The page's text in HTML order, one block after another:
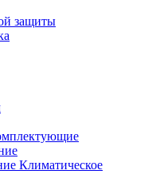
защиты
Климатическое